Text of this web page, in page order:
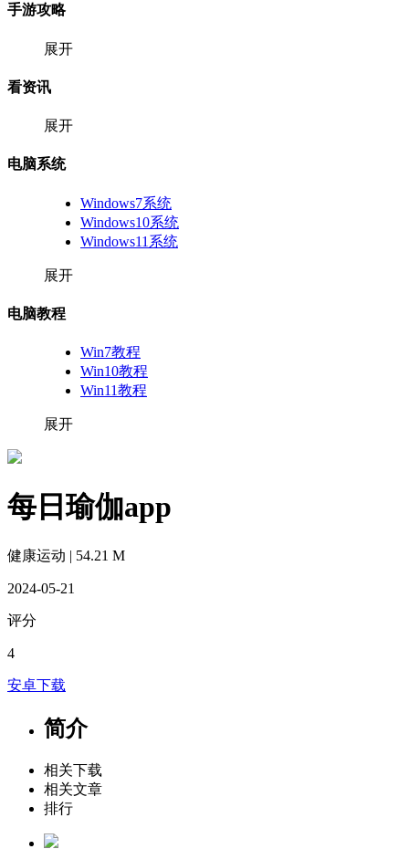
手游攻略
展开
看资讯
展开
电脑系统
Windows7系统
Windows10系统
Windows11系统
展开
电脑教程
Win7教程
Win10教程
Win11教程
展开
每日瑜伽app
健康运动 | 54.21 M
2024-05-21
评分
4
安卓下载
简介
相关下载
相关文章
排行